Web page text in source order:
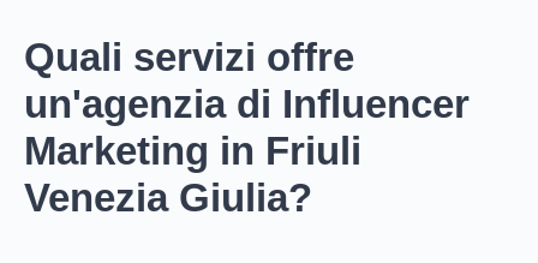
Quali servizi offre
un'agenzia di Influencer
Marketing in Friuli
Venezia Giulia?